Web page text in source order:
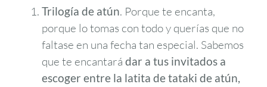
Trilogía de atún. Porque te encanta,
porque lo tomas con todo y querías que no
faltase en una fecha tan especial. Sabemos
que te encantará dar a tus invitados a
escoger entre la latita de tataki de atún,